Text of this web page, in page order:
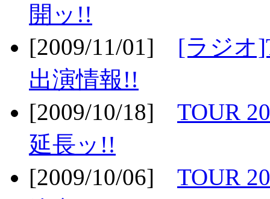
開ッ!!
[2009/11/01] [ラジオ
出演情報!!
[2009/10/18] TOUR
延長ッ!!
[2009/10/06] TOUR